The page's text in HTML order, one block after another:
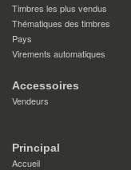
Timbres les plus vendus
Thématiques des timbres
Pays
Virements automatiques
Accessoires
Vendeurs
Principal
Accueil